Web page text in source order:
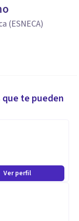
(ESNECA)
te pueden
Ver perfil